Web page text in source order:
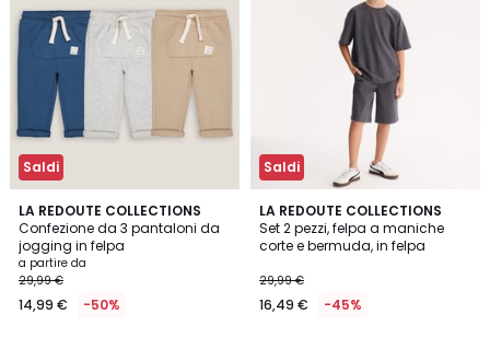
Saldi
LA REDOUTE COLLECTIONS
Confezione da 3 pantaloni da
jogging in felpa
a partire da
29,99 €
14,99 € -50%
5
/
5
2
Colori
Saldi
LA REDOUTE COLLECTIONS
Set 2 pezzi, felpa a maniche
corte e bermuda, in felpa
29,99 €
16,49 € -45%
4
/
5
2
Colori